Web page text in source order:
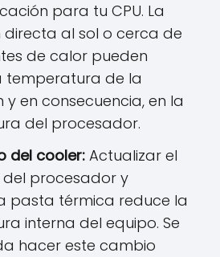
para tu CPU. La
directa al sol o cerca de
de calor pueden
temperatura de la
en consecuencia, en la
del procesador.
del cooler: Actualizar el
procesador y
pasta térmica reduce la
interna del equipo. Se
hacer este cambio